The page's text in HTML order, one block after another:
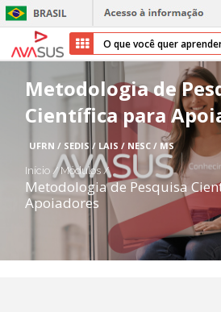
Início
Cursos
Parceiros
Sobre nós
Transparência
Metodologia de
Científica para
UFRN / SEDIS / LAIS / NESC / MS
Início / Módulos/
Metodologia de Pesquisa
Apoiadores